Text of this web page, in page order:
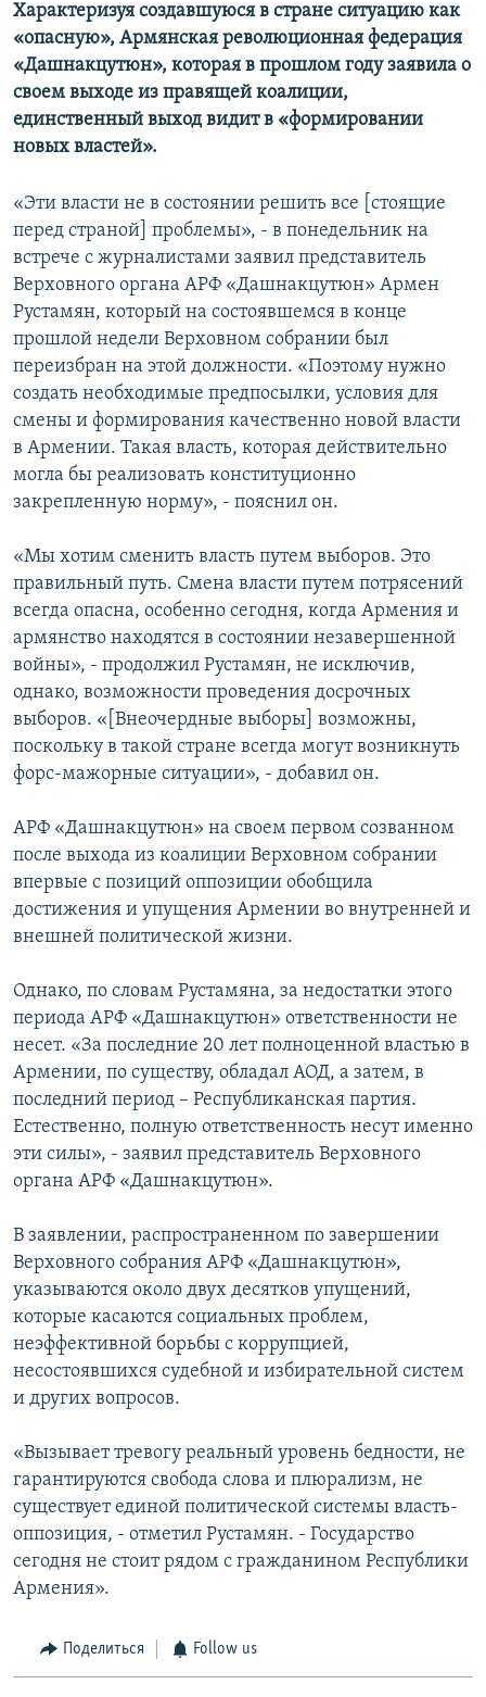
Характеризуя создавшуюся в стране ситуацию как
«опасную», Армянская революционная федерация
«Дашнакцутюн», которая в прошлом году заявила о
своем выходе из правящей коалиции,
единственный выход видит в «формировании
новых властей».
«Эти власти не в состоянии решить все [стоящие
перед страной] проблемы», - в понедельник на
встрече с журналистами заявил представитель
Верховного органа АРФ «Дашнакцутюн» Армен
Рустамян, который на состоявшемся в конце
прошлой недели Верховном собрании был
переизбран на этой должности. «Поэтому нужно
создать необходимые предпосылки, условия для
смены и формирования качественно новой власти
в Армении. Такая власть, которая действительно
могла бы реализовать конституционно
закрепленную норму», - пояснил он.
«Мы хотим сменить власть путем выборов. Это
правильный путь. Смена власти путем потрясений
всегда опасна, особенно сегодня, когда Армения и
армянство находятся в состоянии незавершенной
войны», - продолжил Рустамян, не исключив,
однако, возможности проведения досрочных
выборов. «[Внеочердные выборы] возможны,
поскольку в такой стране всегда могут возникнуть
форс-мажорные ситуации», - добавил он.
АРФ «Дашнакцутюн» на своем первом созванном
после выхода из коалиции Верховном собрании
впервые с позиций оппозиции обобщила
достижения и упущения Армении во внутренней и
внешней политической жизни.
Однако, по словам Рустамяна, за недостатки этого
периода АРФ «Дашнакцутюн» ответственности не
несет. «За последние 20 лет полноценной властью в
Армении, по существу, обладал АОД, а затем, в
последний период – Республиканская партия.
Естественно, полную ответственность несут именно
эти силы», - заявил представитель Верховного
органа АРФ «Дашнакцутюн».
В заявлении, распространенном по завершении
Верховного собрания АРФ «Дашнакцутюн»,
указываются около двух десятков упущений,
которые касаются социальных проблем,
неэффективной борьбы с коррупцией,
несостоявшихся судебной и избирательной систем
и других вопросов.
«Вызывает тревогу реальный уровень бедности, не
гарантируются свобода слова и плюрализм, не
существует единой политической системы власть-
оппозиция, - отметил Рустамян. - Государство
сегодня не стоит рядом с гражданином Республики
Армения».
Поделиться Follow us